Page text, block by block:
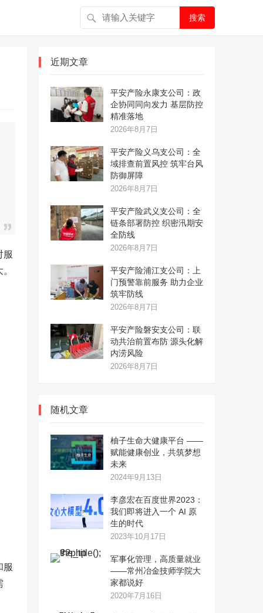
搜索
服
服
近期文章
平安产险永康支公司：政
企协同同向发力 基层防控
精准落地
2026年8月7日
平安产险义乌支公司：全
域排查前置风控 筑牢台风
防御屏障
2026年8月7日
平安产险武义支公司：全
链条部署防控 织密汛期安
全防线
2026年8月7日
平安产险浦江支公司：上
门预警靠前服务 助力企业
筑牢防线
2026年8月7日
平安产险磐安支公司：联
动共治前置布防 源头化解
内涝风险
2026年8月7日
随机文章
柚子生命大健康平台 ——
赋能健康创业，共筑梦想
未来
2024年9月13日
李彦宏在百度世界2023：
我们即将进入一个 AI 原
生的时代
2023年10月17日
军事化管理，高质量就业
——常州冶金技师学院大
家都说好
2020年7月16日